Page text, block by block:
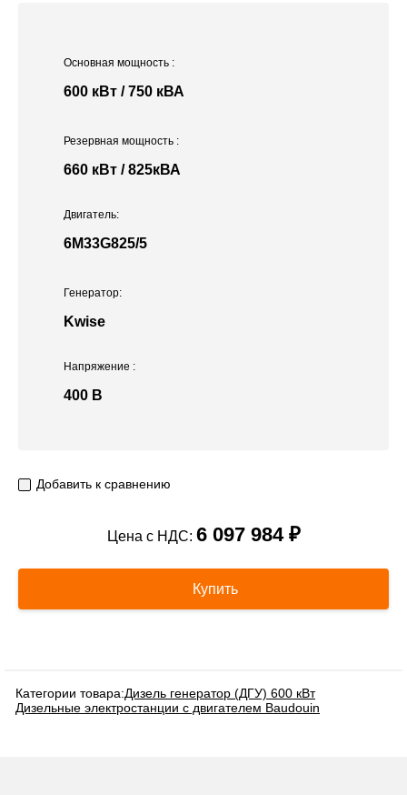
Основная мощность :
600 кВт / 750 кВА
Двигатель:
6M33G825/5
Напряжение :
400 В
Резервная мощность :
660 кВт / 825кВА
Генератор:
Kwise
Добавить к сравнению
Цена с НДС: 6 097 984 ₽
Купить
Категории товара:Дизель генератор (ДГУ) 600 кВт
Дизельные электростанции с двигателем Baudouin